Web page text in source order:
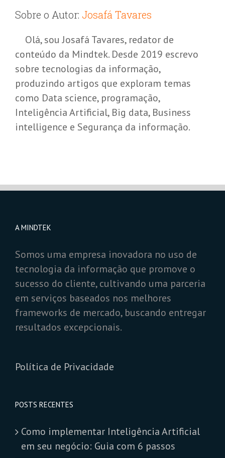
Sobre o Autor: Josafá Tavares
Olá, sou Josafá Tavares, redator de
conteúdo da Mindtek. Desde 2019 escrevo
sobre tecnologias da informação,
produzindo artigos que exploram temas
como Data science, programação,
Inteligência Artificial, Big data, Business
intelligence e Segurança da informação.
A MINDTEK
Somos uma empresa inovadora no uso de
tecnologia da informação que promove o
sucesso do cliente, cultivando uma parceria
em serviços baseados nos melhores
frameworks de mercado, buscando entregar
resultados excepcionais.
Política de Privacidade
POSTS RECENTES
Como implementar Inteligência Artificial
em seu negócio: Guia com 6 passos